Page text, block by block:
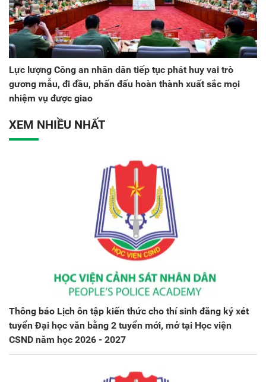
Lực lượng Công an nhân dân tiếp tục phát huy vai trò
gương mẫu, đi đầu, phấn đấu hoàn thành xuất sắc mọi
nhiệm vụ được giao
XEM NHIỀU NHẤT
Thông báo Lịch ôn tập kiến thức cho thí sinh đăng ký xét
tuyển Đại học văn bằng 2 tuyển mới, mở tại Học viện
CSND năm học 2026 - 2027